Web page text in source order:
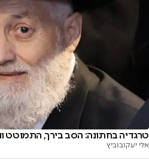
טרגדיה בחתונה: הסב בירך, התמוטט
אלי יעקובוביץ